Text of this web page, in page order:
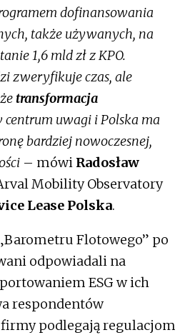
dofinansowania
także używanych, na
1,6 mld zł z KPO.
zweryfikuje czas, ale
transformacja
centrum uwagi i Polska ma
bardziej nowoczesnej,
– mówi Radosław
Mobility Observatory
Lease Polska.
Flotowego” po
odpowiadali na
ESG w ich
respondentów
firmy podlegają regulacjom